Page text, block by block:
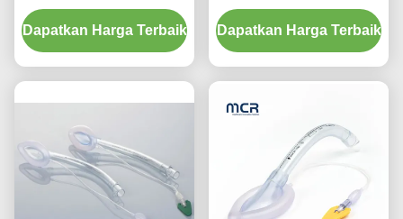
Saluran Udara Laryngeal
Silicone untuk
Penggunaan Dewasa
Dapatkan Harga Terbaik
Silicone Laryngeal Mask
Intubasi LMA Tubing
Dapatkan Harga Terbaik